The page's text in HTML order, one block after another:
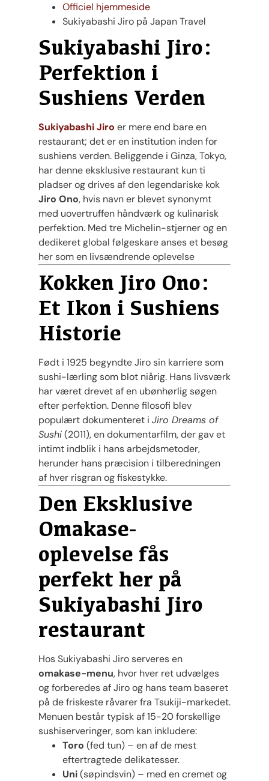
Officiel hjemmeside
Sukiyabashi Jiro på Japan Travel
Sukiyabashi Jiro:
Perfektion i
Sushiens Verden
Sukiyabashi Jiro er mere end bare en
restaurant; det er en institution inden for
sushiens verden. Beliggende i Ginza, Tokyo,
har denne eksklusive restaurant kun ti
pladser og drives af den legendariske kok
Jiro Ono, hvis navn er blevet synonymt
med uovertruffen håndværk og kulinarisk
perfektion. Med tre Michelin-stjerner og en
dedikeret global følgeskare anses et besøg
her som en livsændrende oplevelse​
Kokken Jiro Ono:
Et Ikon i Sushiens
Historie
Født i 1925 begyndte Jiro sin karriere som
sushi-lærling som blot niårig. Hans livsværk
har været drevet af en ubønhørlig søgen
efter perfektion. Denne filosofi blev
populært dokumenteret i Jiro Dreams of
Sushi(2011), en dokumentarfilm, der gav et
intimt indblik i hans arbejdsmetoder,
herunder hans præcision i tilberedningen
af hver risgran og fiskestykke.
Den Eksklusive
Omakase-
oplevelse fås
perfekt her på
Sukiyabashi Jiro
restaurant
Hos Sukiyabashi Jiro serveres en
omakase-menu, hvor hver ret udvælges
og forberedes af Jiro og hans team baseret
på de friskeste råvarer fra Tsukiji-markedet.
Menuen består typisk af 15-20 forskellige
sushiserveringer, som kan inkludere:
Toro (fed tun) – en af de mest
eftertragtede delikatesser.
Uni(søpindsvin) – med en cremet og